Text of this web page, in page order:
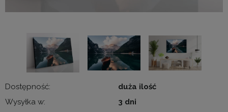
Dostępność:
duża ilość
Wysyłka w:
3 dni